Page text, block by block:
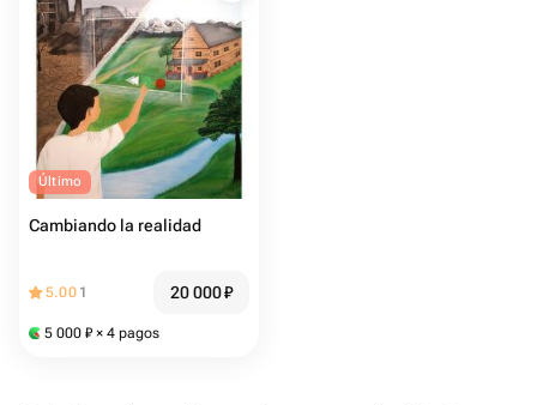
Último
Cambiando la realidad
5.00 1 20 000₽
5 000 ₽ × 4 pagos